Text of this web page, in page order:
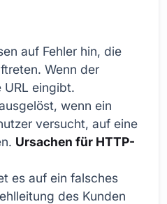
auf Fehler hin, die
Wenn der
URL eingibt.
wenn ein
versucht, auf eine
Ursachen für HTTP-
es auf ein falsches
des Kunden